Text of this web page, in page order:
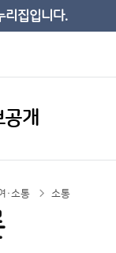
리집입니다.
개
·소통 소통